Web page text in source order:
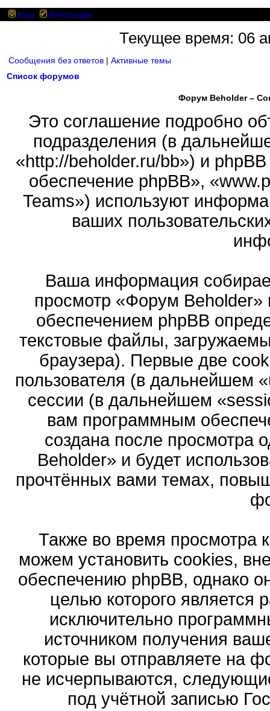
Вход Регистрация
Текущее время: 06
Сообщения без ответов | Активные темы
Список форумов
Форум Beholder –
Это соглашение подробно
подразделения (в
«http://beholder.ru/bb») и
обеспечение phpBB»,
Teams») используют
ваших
Ваша информация
просмотр «Форум
обеспечением phpBB
текстовые файлы,
браузера). Первые две
пользователя (в дальнейшем
сессии (в дальнейшем
вам программным
создана после просмотра
Beholder» и будет
прочтённых вами темах,
Также во время
можем установить cookies,
обеспечению phpBB, однако
целью которого является
исключительно
источником получения
которые вы отправляете на
не исчерпываются,
под учётной записью